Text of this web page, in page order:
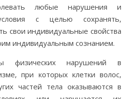
любые нарушения и
с целью сохранять,
свои индивидуальные свойства
индивидуальным сознанием.
физических нарушений в
при которых клетки волос,
частей тела оказываются в